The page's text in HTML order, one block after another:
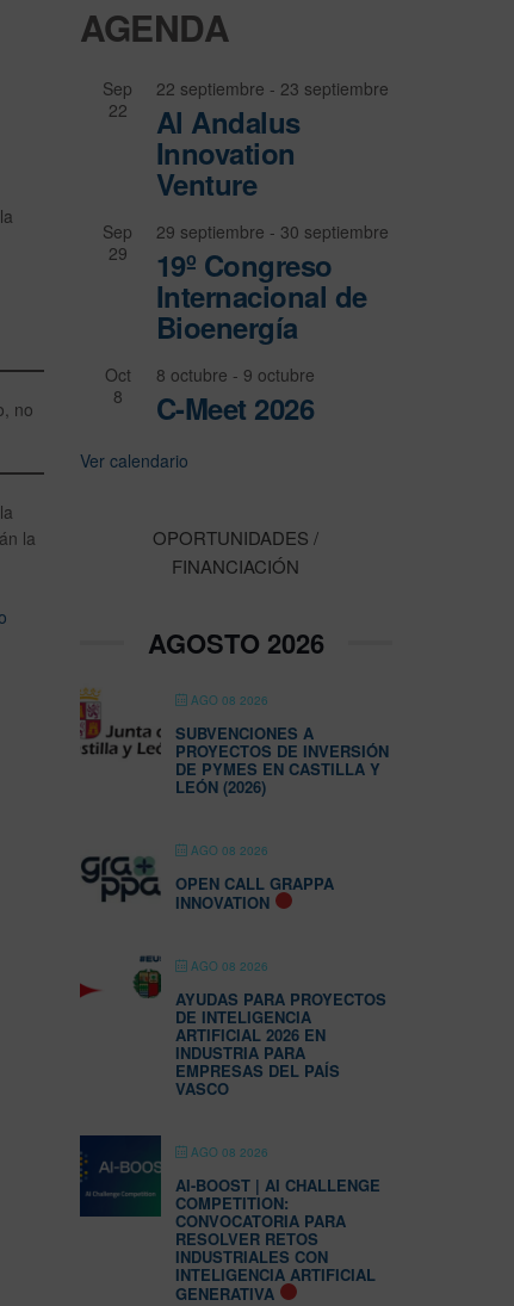
no
la
AGENDA
Sep
22
22 septiembre - 23 septiembre
Al Andalus
Innovation
Venture
Sep
29
29 septiembre - 30 septiembre
19º Congreso
Internacional de
Bioenergía
Oct
8
8 octubre - 9 octubre
C-Meet 2026
Ver calendario
OPORTUNIDADES /
FINANCIACIÓN
AGOSTO 2026
AGO 08 2026
SUBVENCIONES A
PROYECTOS DE INVERSIÓN
DE PYMES EN CASTILLA Y
LEÓN (2026)
AGO 08 2026
OPEN CALL GRAPPA
INNOVATION
AGO 08 2026
AYUDAS PARA PROYECTOS
DE INTELIGENCIA
ARTIFICIAL 2026 EN
INDUSTRIA PARA
EMPRESAS DEL PAÍS
VASCO
AGO 08 2026
AI-BOOST | AI CHALLENGE
COMPETITION:
CONVOCATORIA PARA
RESOLVER RETOS
INDUSTRIALES CON
INTELIGENCIA ARTIFICIAL
GENERATIVA